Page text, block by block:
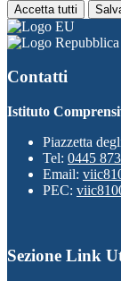
Accetta tutti
Contatti
Istituto
Piazzetta
Tel: 0445
Email:
PEC:
Sezione Link